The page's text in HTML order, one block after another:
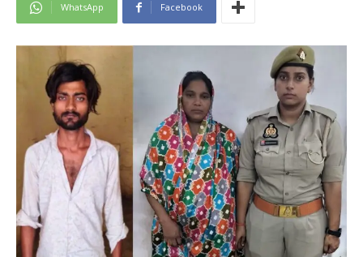
WhatsApp Facebook